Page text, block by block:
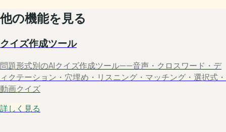
他の機能を見る
クイズ作成ツール
問題形式別のAIクイズ作成ツール——音声・クロスワード・デ
ィクテーション・穴埋め・リスニング・マッチング・選択式・
動画クイズ
詳しく見る